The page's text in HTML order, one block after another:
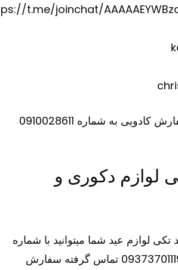
https://t.me/joinchat/
یا میتوانید جهت سفارش کادویی به شماره 0910028611
دکوری و
عید شما میتوانید با شماره
09363647708 09373701119 تماس گرفته سفارش